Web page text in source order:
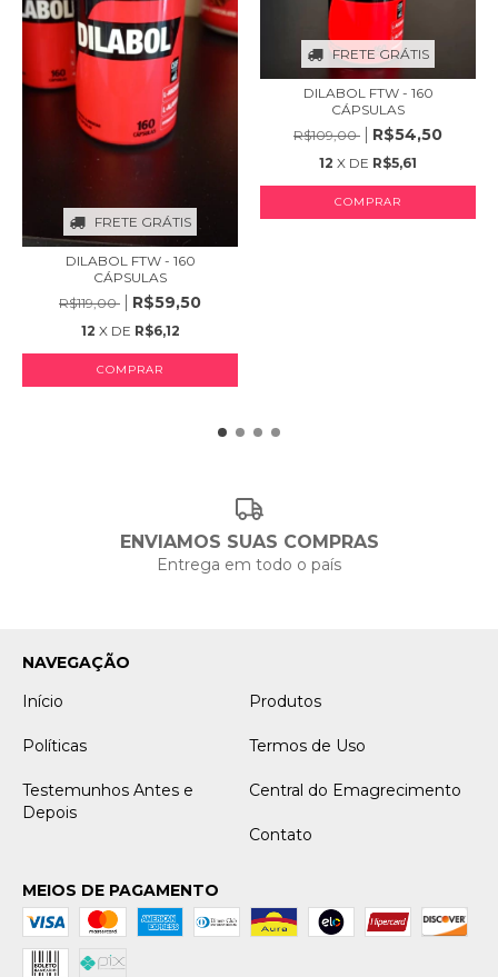
FRETE GRÁTIS
DILABOL FTW - 160
CÁPSULAS
R$119,00
R$59,50
12 X DE R$6,12
FRETE GRÁTIS
DILABOL FTW - 160
CÁPSULAS
R$109,00
R$54,50
12 X DE R$5,61
ENVIAMOS SUAS COMPRAS
Entrega em todo o país
NAVEGAÇÃO
Início
Produtos
Políticas Termos de Uso
Testemunhos Antes e
Depois
Central do Emagrecimento
Contato
MEIOS DE PAGAMENTO